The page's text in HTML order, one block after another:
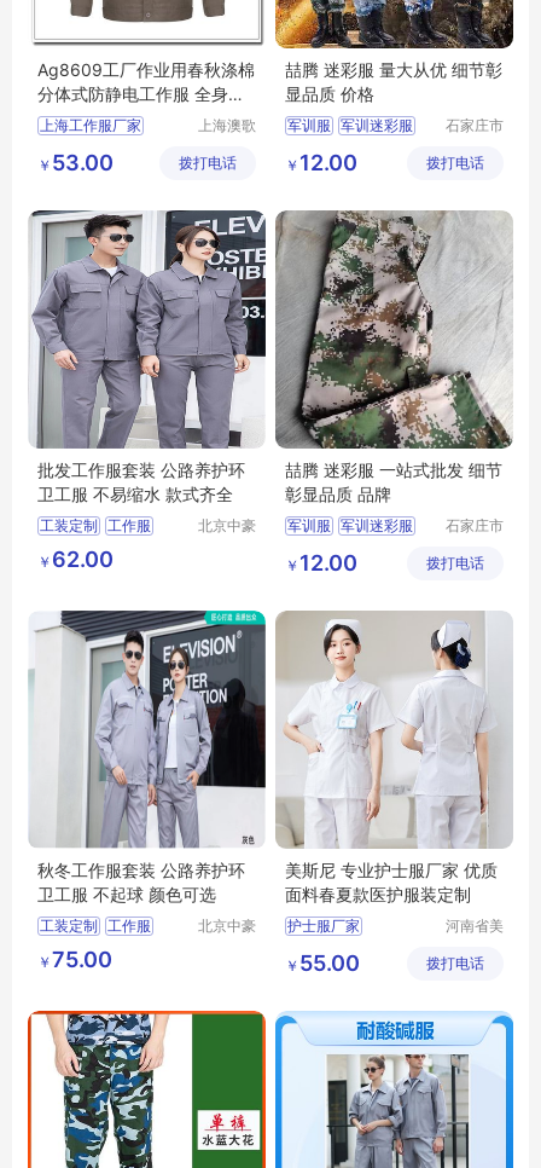
Ag8609工厂作业用春秋涤棉
分体式防静电工作服 全身包
边结实耐用
上海工作服厂家
上海澳歌
有限公司
￥ 53.00 拨打电话
喆腾 迷彩服 量大从优 细节彰
显品质 价格
军训服 军训迷彩服
石家庄市
有限公司
￥ 12.00 拨打电话
批发工作服套装 公路养护环
卫工服 不易缩水 款式齐全
工装定制 工作服
北京中豪
￥ 62.00
喆腾 迷彩服 一站式批发 细节
彰显品质 品牌
军训服 军训迷彩服
石家庄市
有限公司
￥ 12.00 拨打电话
秋冬工作服套装 公路养护环
卫工服 不起球 颜色可选
工装定制 工作服
北京中豪
￥ 75.00
美斯尼 专业护士服厂家 优质
面料春夏款医护服装定制
护士服厂家
护士服价格
护士服定制
河南省美
有限公司
￥ 55.00 拨打电话